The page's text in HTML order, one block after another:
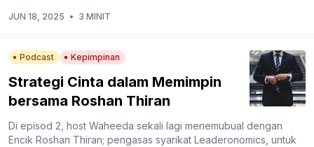
JUN 18, 2025 • 3 MINIT
Podcast Kepimpinan
Strategi Cinta dalam Memimpin
bersama Roshan Thiran
Di episod 2, host Waheeda sekali lagi menemubual dengan
Encik Roshan Thiran; pengasas syarikat Leaderonomics, untuk